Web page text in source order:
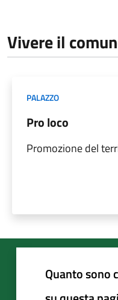
Vivere il
PALAZZO
Pro loco
Promozione del
Quanto sono